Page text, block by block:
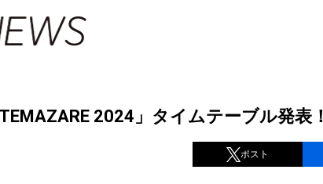
2024」タイムテーブル発表！
ポスト